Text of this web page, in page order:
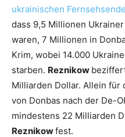
ukrainischen
dass 9,5 Millionen
waren, 7 Millionen in
Krim, wobei 14.000
starben. Reznikow
Milliarden Dollar. Allein für
von Donbas nach der De-
mindestens 22 Milliarden
Reznikowfest.